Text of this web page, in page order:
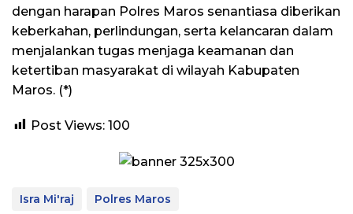
dengan harapan Polres Maros senantiasa diberikan
keberkahan, perlindungan, serta kelancaran dalam
menjalankan tugas menjaga keamanan dan
ketertiban masyarakat di wilayah Kabupaten
Maros. (*)
Post Views: 100
Isra Mi'raj Polres Maros